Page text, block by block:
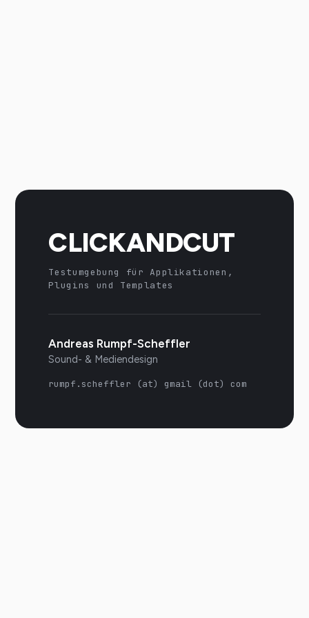
CLICKANDCUT
Testumgebung für Applikationen,
Plugins und Templates
Andreas Rumpf-Scheffler
Sound- & Mediendesign
rumpf.scheffler (at) gmail (dot) com